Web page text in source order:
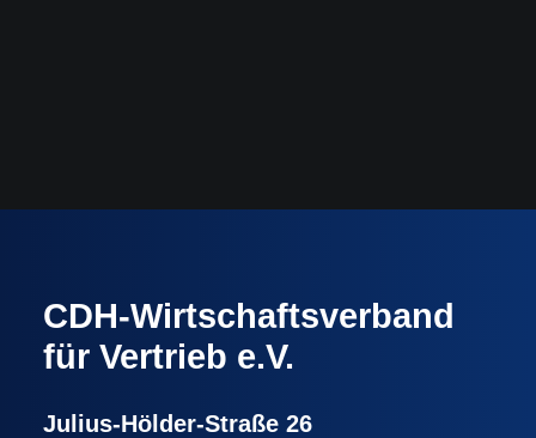
CDH-Wirtschaftsverband
für Vertrieb e.V.
Julius-Hölder-Straße 26